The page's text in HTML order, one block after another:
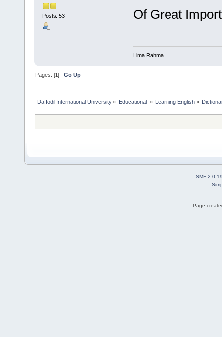
Posts: 53 Of Great
Lima Rahma
Pages: [1]Go Up
Daffodil International University » Educational » Learning English»
SMF 2.0.19
Page